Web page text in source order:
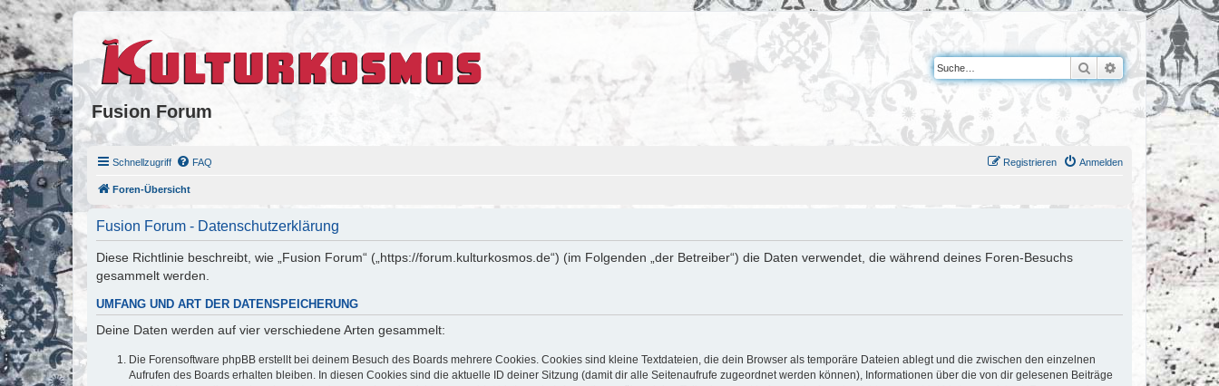
Fusion Forum
Suche Erweiterte Suche
Schnellzugriff FAQ Anmelden
Registrieren
Foren-Übersicht
Fusion Forum - Datenschutzerklärung
Diese Richtlinie beschreibt, wie „Fusion Forum“ („https://forum.kulturkosmos.de“) (im Folgenden „der Betreiber“) die Daten verwendet, die während deines Foren-Besuchs
gesammelt werden.
UMFANG UND ART DER DATENSPEICHERUNG
Deine Daten werden auf vier verschiedene Arten gesammelt:
Die Forensoftware phpBB erstellt bei deinem Besuch des Boards mehrere Cookies. Cookies sind kleine Textdateien, die dein Browser als temporäre Dateien ablegt und die zwischen den einzelnen
Aufrufen des Boards erhalten bleiben. In diesen Cookies sind die aktuelle ID deiner Sitzung (damit dir alle Seitenaufrufe zugeordnet werden können), Informationen über die von dir gelesenen Beiträge